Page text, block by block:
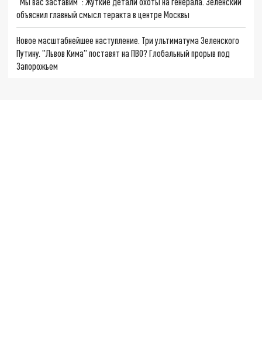
объяснил главный смысл теракта в центре Москвы
Новое масштабнейшее наступление. Три ультиматума Зеленского
Путину. "Львов Кима" поставят на ПВО? Глобальный прорыв под
Запорожьем